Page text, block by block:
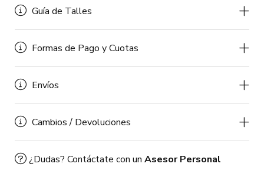
Guía de Talles
Formas de Pago y Cuotas
Envíos
Cambios / Devoluciones
¿Dudas? Contáctate con un Asesor Personal